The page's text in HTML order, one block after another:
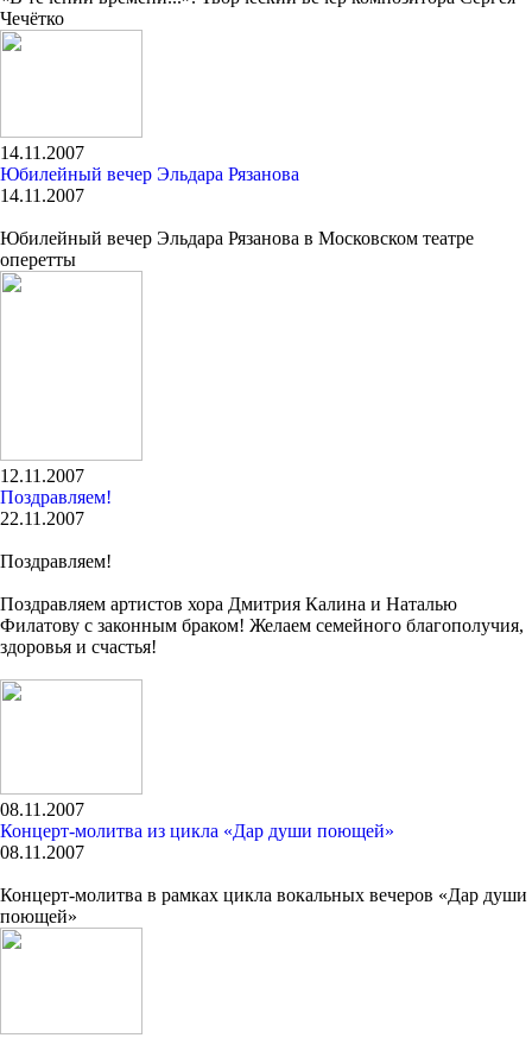
Чечётко
14.11.2007
Юбилейный вечер Эльдара Рязанова
14.11.2007
Юбилейный вечер Эльдара Рязанова в Московском театре
оперетты
12.11.2007
Поздравляем!
22.11.2007
Поздравляем!
Поздравляем артистов хора Дмитрия Калина и Наталью
Филатову с законным браком! Желаем семейного благополучия,
здоровья и счастья!
08.11.2007
Концерт-молитва из цикла «Дар души поющей»
08.11.2007
Концерт-молитва в рамках цикла вокальных вечеров «Дар души
поющей»